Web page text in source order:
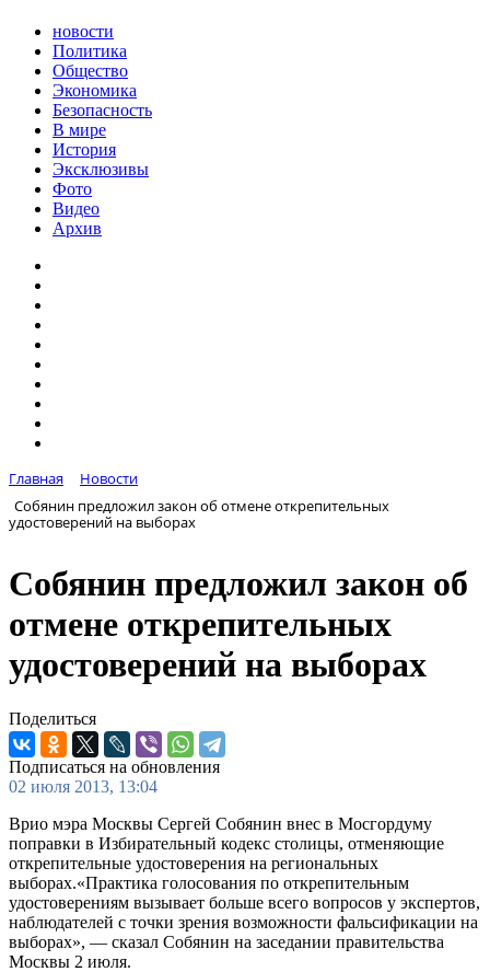
новости
Политика
Общество
Экономика
Безопасность
В мире
История
Эксклюзивы
Фото
Видео
Архив
Главная
Новости
Собянин предложил закон об отмене открепительных
удостоверений на выборах
Собянин предложил закон об
отмене открепительных
удостоверений на выборах
Поделиться
Подписаться на обновления
02 июля 2013, 13:04
Врио мэра Москвы Сергей Собянин внес в Мосгордуму
поправки в Избирательный кодекс столицы, отменяющие
открепительные удостоверения на региональных
выборах.«Практика голосования по открепительным
удостоверениям вызывает больше всего вопросов у экспертов,
наблюдателей с точки зрения возможности фальсификации на
выборах», — сказал Собянин на заседании правительства
Москвы 2 июля.